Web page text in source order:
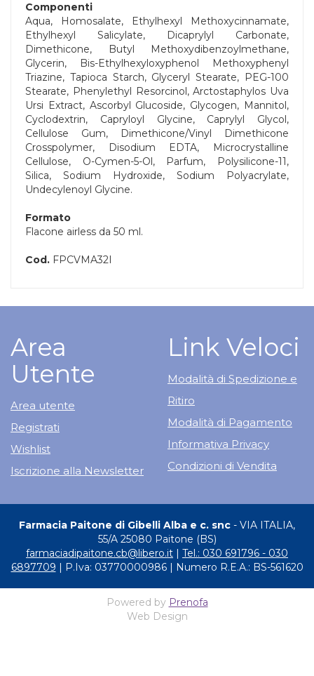
Componenti
Aqua, Homosalate, Ethylhexyl Methoxycinnamate,
Ethylhexyl Salicylate, Dicaprylyl Carbonate,
Dimethicone, Butyl Methoxydibenzoylmethane,
Glycerin, Bis-Ethylhexyloxyphenol Methoxyphenyl
Triazine, Tapioca Starch, Glyceryl Stearate, PEG-100
Stearate, Phenylethyl Resorcinol, Arctostaphylos Uva
Ursi Extract, Ascorbyl Glucoside, Glycogen, Mannitol,
Cyclodextrin, Capryloyl Glycine, Caprylyl Glycol,
Cellulose Gum, Dimethicone/Vinyl Dimethicone
Crosspolymer, Disodium EDTA, Microcrystalline
Cellulose, O-Cymen-5-Ol, Parfum, Polysilicone-11,
Silica, Sodium Hydroxide, Sodium Polyacrylate,
Undecylenoyl Glycine.
Formato
Flacone airless da 50 ml.
Cod. FPCVMA32I
Area
Utente
Area utente
Registrati
Wishlist
Iscrizione alla Newsletter
Link Veloci
Modalità di Spedizione e
Ritiro
Modalità di Pagamento
Informativa Privacy
Condizioni di Vendita
Farmacia Paitone di Gibelli Alba e c. snc - VIA ITALIA,
55/A 25080 Paitone (BS)
farmaciadipaitone.cb@libero.it
Tel.: 030 691796 - 030
6897709 | P.Iva: 03770000986 | Numero R.E.A.: BS-561620
Powered by Prenofa
Web Design